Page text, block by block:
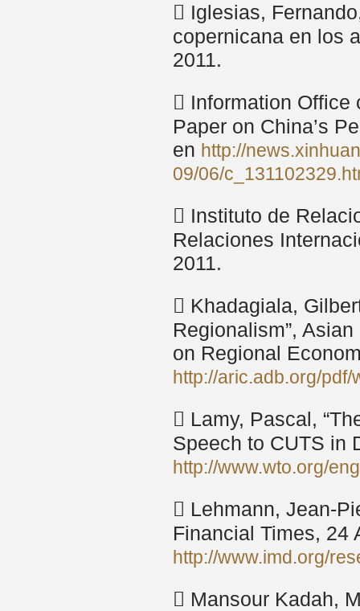
 Iglesias,
copernicana en los
2011.
 Information Office
Paper on China’s
en http://
09/06/
 Instituto de
Relaciones
2011.
 Khadagiala,
Regionalism”,
on Regional
http://aric.adb.org/
 Lamy, Pascal,
Speech to CUTS in
http://www.wto.org/
 Lehmann, Jean-
Financial Times, 24
http://www.imd.org/
 Mansour Kadah,